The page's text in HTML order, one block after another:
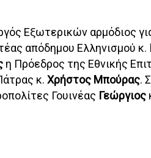
Εξωτερικών αρμόδιος
απόδημου Ελληνισμού κ.
η Πρόεδρος της Εθνικής
κ. Χρήστος Μπούρας.
Γουινέας Γεώργιος